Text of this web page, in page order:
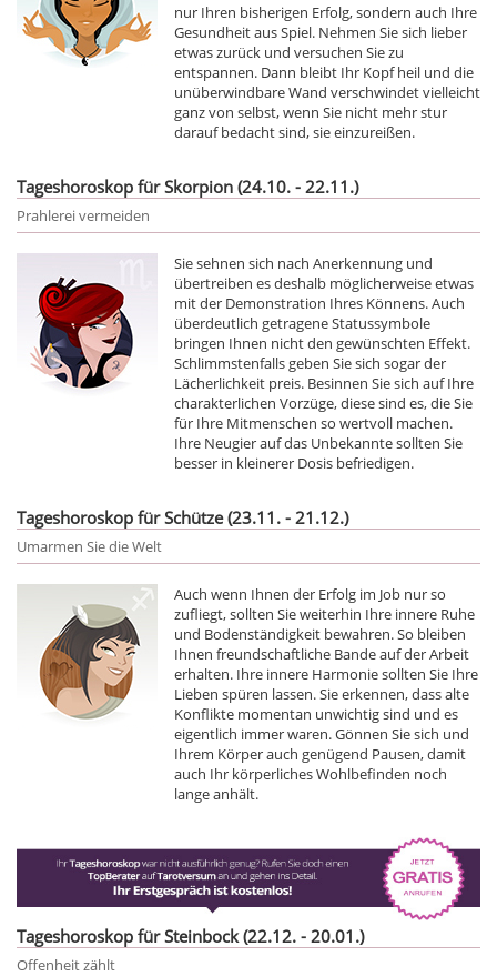
nur Ihren bisherigen Erfolg, sondern auch Ihre
Gesundheit aus Spiel. Nehmen Sie sich lieber
etwas zurück und versuchen Sie zu
entspannen. Dann bleibt Ihr Kopf heil und die
unüberwindbare Wand verschwindet vielleicht
ganz von selbst, wenn Sie nicht mehr stur
darauf bedacht sind, sie einzureißen.
Tageshoroskop für Skorpion (24.10. - 22.11.)
Prahlerei vermeiden
Sie sehnen sich nach Anerkennung und
übertreiben es deshalb möglicherweise etwas
mit der Demonstration Ihres Könnens. Auch
überdeutlich getragene Statussymbole
bringen Ihnen nicht den gewünschten Effekt.
Schlimmstenfalls geben Sie sich sogar der
Lächerlichkeit preis. Besinnen Sie sich auf Ihre
charakterlichen Vorzüge, diese sind es, die Sie
für Ihre Mitmenschen so wertvoll machen.
Ihre Neugier auf das Unbekannte sollten Sie
besser in kleinerer Dosis befriedigen.
Tageshoroskop für Schütze (23.11. - 21.12.)
Umarmen Sie die Welt
Auch wenn Ihnen der Erfolg im Job nur so
zufliegt, sollten Sie weiterhin Ihre innere Ruhe
und Bodenständigkeit bewahren. So bleiben
Ihnen freundschaftliche Bande auf der Arbeit
erhalten. Ihre innere Harmonie sollten Sie Ihre
Lieben spüren lassen. Sie erkennen, dass alte
Konflikte momentan unwichtig sind und es
eigentlich immer waren. Gönnen Sie sich und
Ihrem Körper auch genügend Pausen, damit
auch Ihr körperliches Wohlbefinden noch
lange anhält.
Tageshoroskop für Steinbock (22.12. - 20.01.)
Offenheit zählt